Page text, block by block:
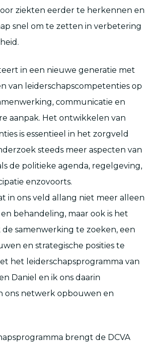
ziekten eerder te herkennen en
snel om te zetten in verbetering
in een nieuwe generatie met
van leiderschapscompetenties op
communicatie en
aanpak. Het ontwikkelen van
is essentieel in het zorgveld
steeds meer aspecten van
de politieke agenda, regelgeving,
enzovoorts.
in ons veld allang niet meer alleen
behandeling, maar ook is het
samenwerking te zoeken, een
en strategische posities te
het leiderschapsprogramma van
Daniel en ik ons daarin
ons netwerk opbouwen en
brengt de DCVA